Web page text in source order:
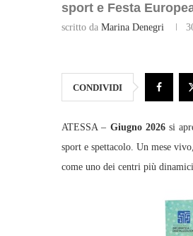
sport e Festa
scritto da Marina Denegri
CONDIVIDI
ATESSA – Giugno 2026si
sport e spettacolo. Un mese
come uno dei centri più